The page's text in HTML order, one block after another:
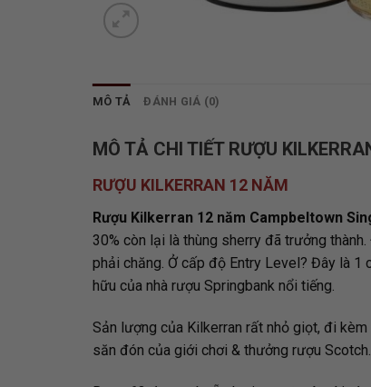
MÔ TẢ ĐÁNH GIÁ (0)
MÔ TẢ CHI TIẾT RƯỢU
RƯỢU KILKERRAN 12 NĂM
Rượu Kilkerran 12 năm Campbeltown
30% còn lại là thùng sherry đã trưởng
phải chăng. Ở cấp độ Entry Level? Đây là
hữu của nhà rượu Springbank nổi tiếng.
Sản lượng của Kilkerran rất nhỏ giọt, đi
săn đón của giới chơi & thưởng rượu Scotch.